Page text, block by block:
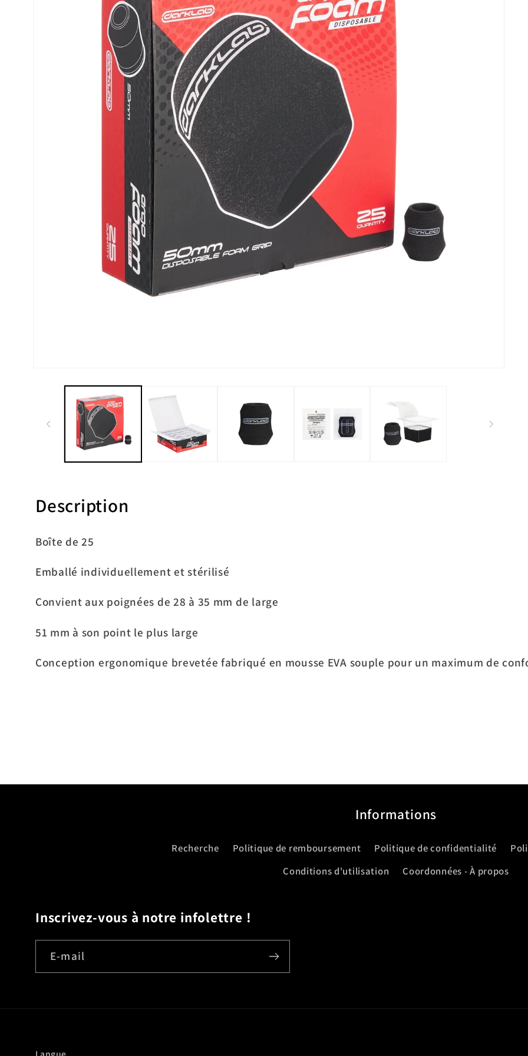
Description
Boîte de 25
Emballé individuellement et stérilisé
Convient aux poignées de 28 à 35 mm de large
51 mm à son point le plus large
Conception ergonomique brevetée fabriqué en mousse EVA souple pour un maximum de
Informations
Recherche Politique de remboursement Politique de confidentialité
Conditions d'utilisation
Coordonnées - À propos
Inscrivez-vous à notre infolettre !
E-mail